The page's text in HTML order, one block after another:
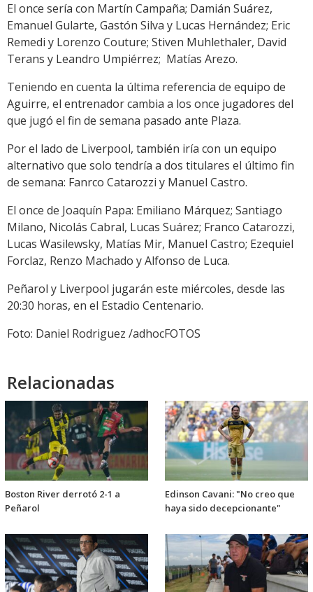
El once sería con Martín Campaña; Damián Suárez,
Emanuel Gularte, Gastón Silva y Lucas Hernández; Eric
Remedi y Lorenzo Couture; Stiven Muhlethaler, David
Terans y Leandro Umpiérrez; Matías Arezo.
Teniendo en cuenta la última referencia de equipo de
Aguirre, el entrenador cambia a los once jugadores del
que jugó el fin de semana pasado ante Plaza.
Por el lado de Liverpool, también iría con un equipo
alternativo que solo tendría a dos titulares el último fin
de semana: Fanrco Catarozzi y Manuel Castro.
El once de Joaquín Papa: Emiliano Márquez; Santiago
Milano, Nicolás Cabral, Lucas Suárez; Franco Catarozzi,
Lucas Wasilewsky, Matías Mir, Manuel Castro; Ezequiel
Forclaz, Renzo Machado y Alfonso de Luca.
Peñarol y Liverpool jugarán este miércoles, desde las
20:30 horas, en el Estadio Centenario.
Foto: Daniel Rodriguez /adhocFOTOS
Relacionadas
Boston River derrotó 2-1 a
Peñarol
Edinson Cavani: "No creo que
haya sido decepcionante"